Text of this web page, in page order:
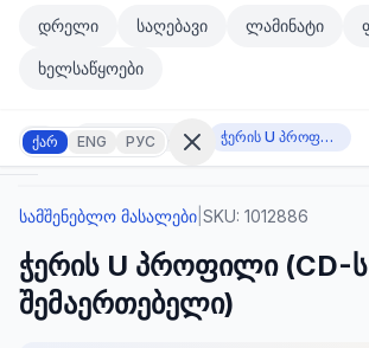
მთავარ კონტენტზე გადასვლა
მთავარ კონტენტზე გადასვლა
დრელი საღებავი ლამინატი
ხელსაწყოები
ქარ ENG РУС
შესვლა
არ
გაქვთ
ანგარიში?
რეგისტრაცია
სამშენებლო მასალები ჭერის U პროფილი (CD-ს შემაერთებელი)
სამშენებლო მასალები SKU: 1012886
ჭერის U პროფილი (CD-ს
შემაერთებელი)